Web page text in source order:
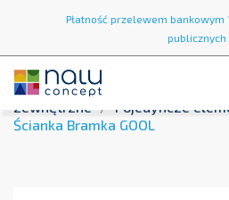
Płatność przelewem
publicznych
Strona główna
zewnętrzne
Pojedyncze
Ścianka Bramka GOOL